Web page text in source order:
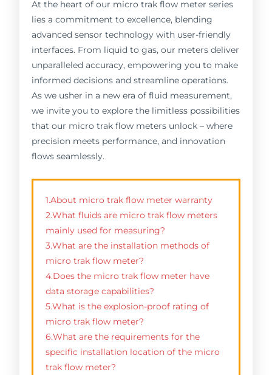
At the heart of our micro trak flow meter series
lies a commitment to excellence, blending
advanced sensor technology with user-friendly
interfaces. From liquid to gas, our meters deliver
unparalleled accuracy, empowering you to make
informed decisions and streamline operations.
As we usher in a new era of fluid measurement,
we invite you to explore the limitless possibilities
that our micro trak flow meters unlock – where
precision meets performance, and innovation
flows seamlessly.
1.About micro trak flow meter warranty
2.What fluids are micro trak flow meters
mainly used for measuring?
3.What are the installation methods of
micro trak flow meter?
4.Does the micro trak flow meter have
data storage capabilities?
5.What is the explosion-proof rating of
micro trak flow meter?
6.What are the requirements for the
specific installation location of the micro
trak flow meter?